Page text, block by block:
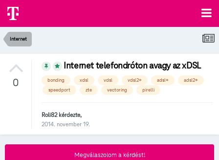
Internet
0
Internet telefondróton avagy az xDSL
bonding xdsl vdsl vdsl2+ adsl+
adsl2+
speedport
zte vectoring pirelli
Roli82kérdezte,
2014. november 19.
Megválaszolom a kérdést!